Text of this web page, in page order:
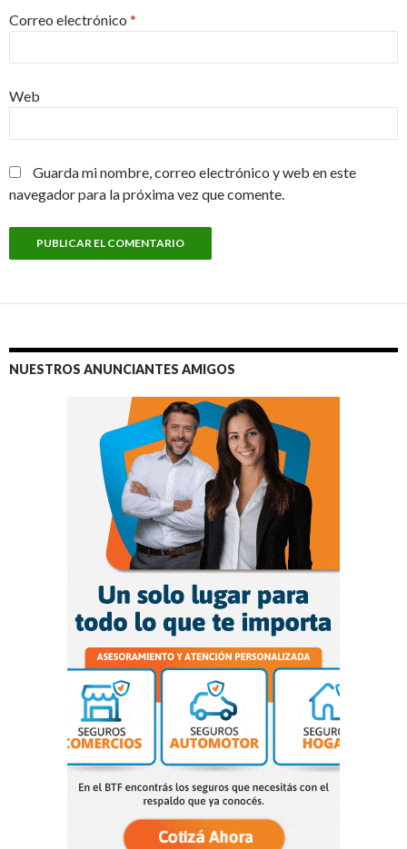
Correo electrónico *
Web
Guarda mi nombre, correo electrónico y web en este
navegador para la próxima vez que comente.
NUESTROS ANUNCIANTES AMIGOS